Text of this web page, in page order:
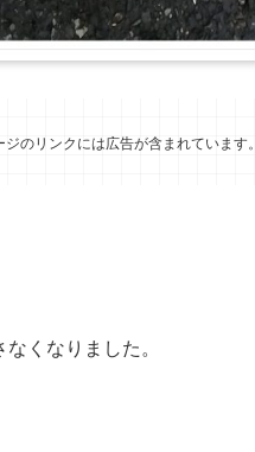
ジのリンクには広告が含まれています。
くなりました。